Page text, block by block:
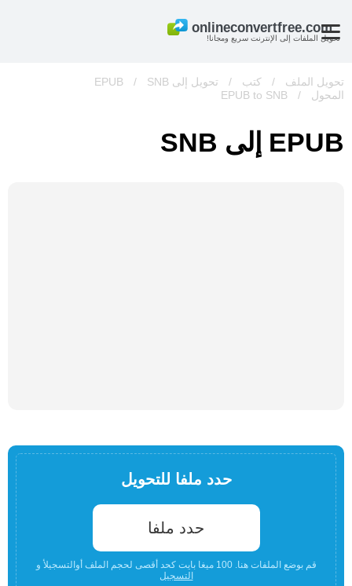
تحويل الملفات إلى الإنترنت سريع ومجانا!
تحويل الملف / كتب / تحويل إلى EPUB /
SNB
المحول
/
EPUB to SNB
EPUB إلى SNB
حدد ملفا للتحويل
حدد ملفا
قم بوضع الملفات هنا. 100 ميغا بايت كحد أقصى لحجم الملف أوالتسجيلأ و
التسجيل